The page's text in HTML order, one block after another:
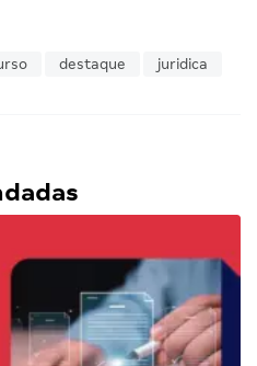
destaque
juridica